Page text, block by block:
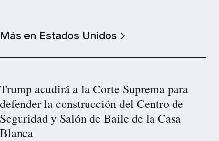
Más en Estados Unidos
Trump acudirá a la Corte Suprema para
defender la construcción del Centro de
Seguridad y Salón de Baile de la Casa
Blanca